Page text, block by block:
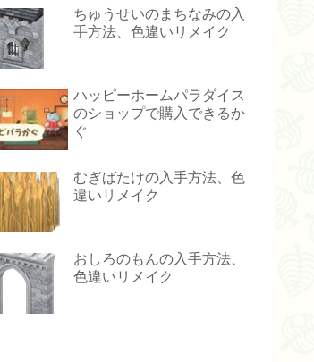
ちゅうせいのまちなみの入
手方法、色違いリメイク
ハッピーホームパラダイス
のショップで購入できるか
ぐ
むぎばたけの入手方法、色
違いリメイク
おしろのもんの入手方法、
色違いリメイク